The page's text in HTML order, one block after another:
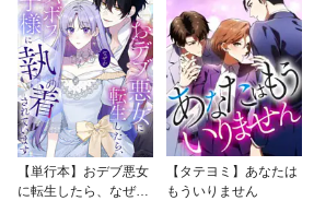
【単行本】おデブ悪女
に転生したら、なぜか
【タテヨミ】あなたは
もういりません